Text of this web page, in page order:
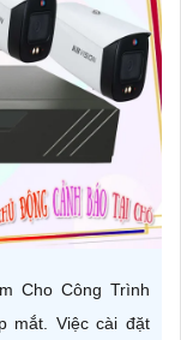
Cho Công Trình
mắt. Việc cài đặt